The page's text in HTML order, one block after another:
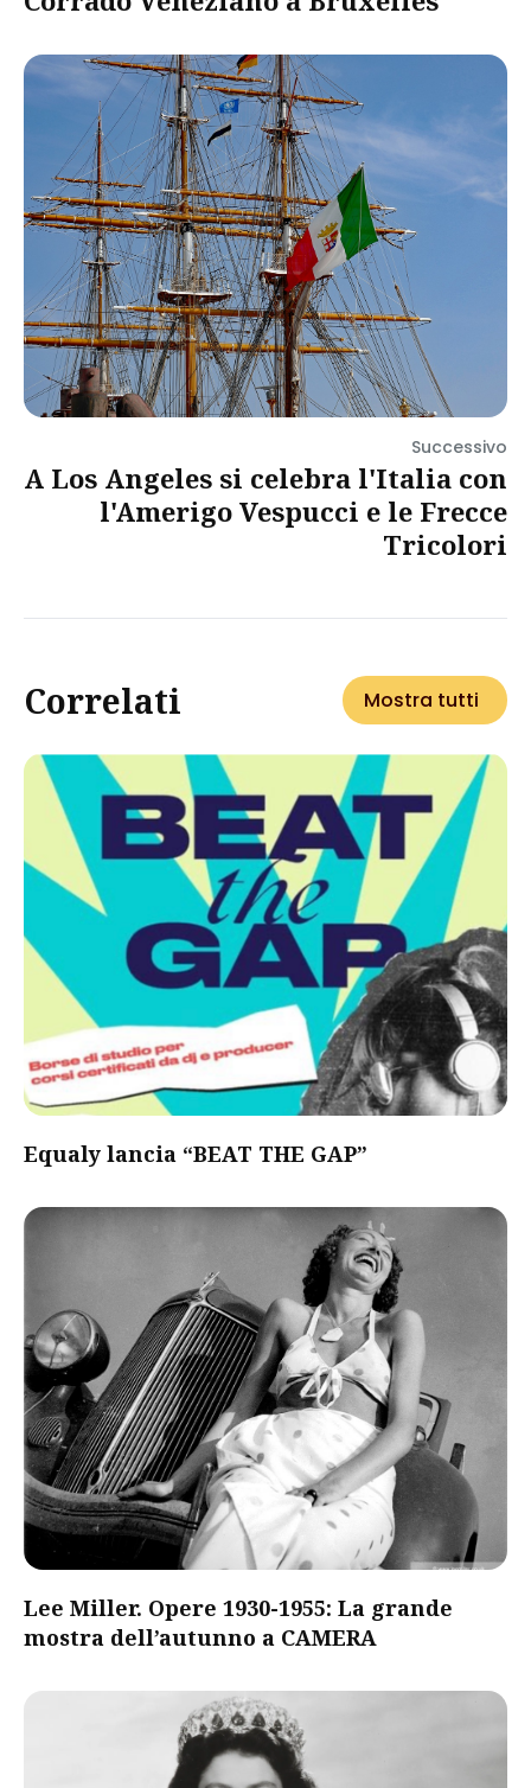
Successivo
A Los Angeles si celebra l'Italia con
l'Amerigo Vespucci e le Frecce
Tricolori
Correlati Mostra tutti
Equaly lancia “BEAT THE GAP”
Lee Miller. Opere 1930-1955: La grande
mostra dell’autunno a CAMERA